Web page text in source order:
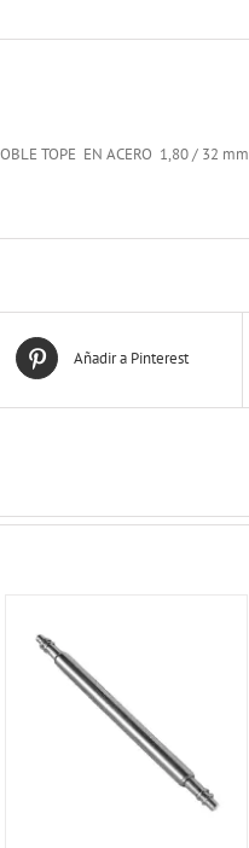
TOPE EN ACERO 1,80 / 32 mm
Añadir a Pinterest